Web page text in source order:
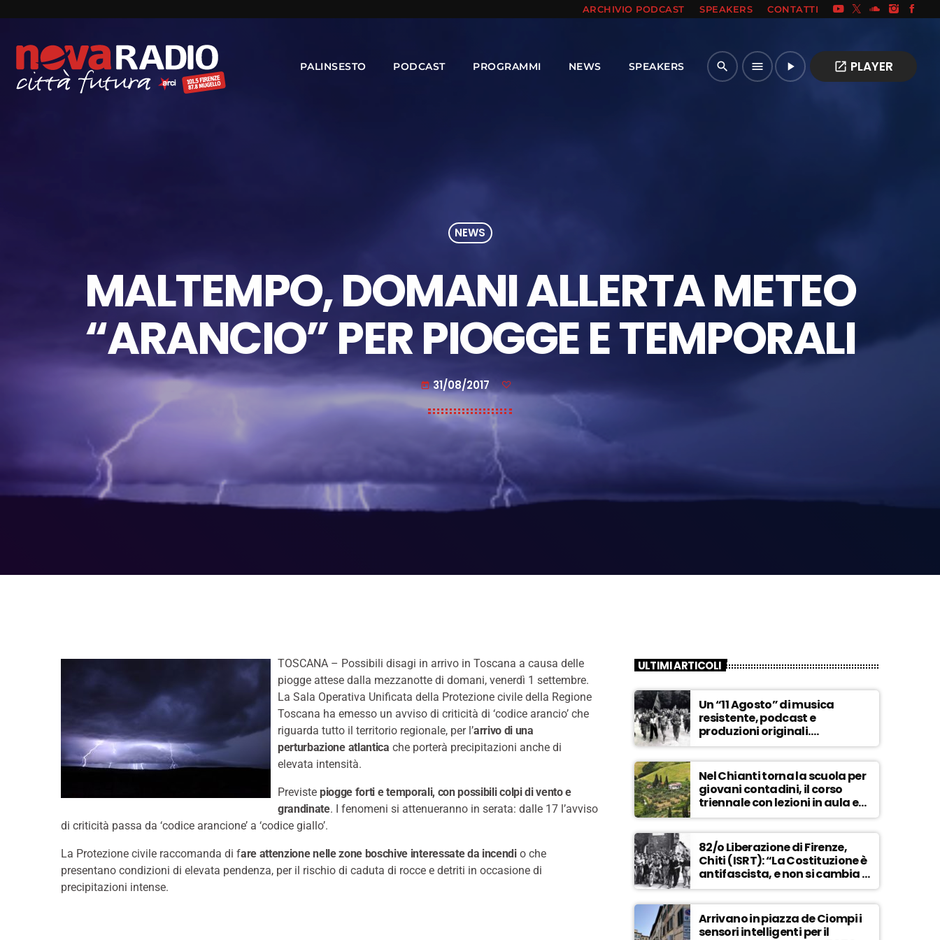
ARCHIVIO PODCAST SPEAKERS CONTATTI
PALINSESTO PODCAST PROGRAMMI NEWS SPEAKERS search menu play_arrow open_in_new PLAYER
NEWS
MALTEMPO, DOMANI ALLERTA METEO
“ARANCIO” PER PIOGGE E TEMPORALI
today 31/08/2017
TOSCANA – Possibili disagi in arrivo in Toscana a causa delle
piogge attese dalla mezzanotte di domani, venerdì 1 settembre.
La Sala Operativa Unificata della Protezione civile della Regione
Toscana ha emesso un avviso di criticità di ‘codice arancio’ che
riguarda tutto il territorio regionale, per l’arrivo di una
perturbazione atlantica che porterà precipitazioni anche di
elevata intensità.
Previste piogge forti e temporali, con possibili colpi di vento e
grandinate. I fenomeni si attenueranno in serata: dalle 17 l’avviso
di criticità passa da ‘codice arancione’ a ‘codice giallo’.
La Protezione civile raccomanda di fare attenzione nelle zone boschive interessate da incendio che
presentano condizioni di elevata pendenza, per il rischio di caduta di rocce e detriti in occasione di
precipitazioni intense.
ULTIMI ARTICOLI
Un “11 Agosto” di musica
resistente, podcast e
produzioni originali.
Novaradio festeggia in onda
la Liberazione di Firenze
Nel Chianti torna la scuola per
giovani contadini, il corso
triennale con lezioni in aula e
tra i campi – ASCOLTA
82/o Liberazione di Firenze,
Chiti (ISRT): “La Costituzione è
antifascista, e non si cambia a
maggioranza” – ASCOLTA
Arrivano in piazza de Ciompi i
sensori intelligenti per il